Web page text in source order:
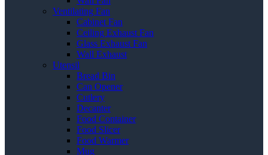
Ventilating Fan
Cabinet Fan
Ceiling Exhaust Fan
Glass Exhaust Fan
Wall Exhaust
Utensil
Bread Bin
Can Opener
Cutlery
Decanter
Food Container
Food Slicer
Food Warmer
Mug